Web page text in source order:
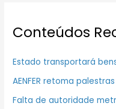
Conteúdos
Estado transportará
AENFER retoma
Falta de autoridade